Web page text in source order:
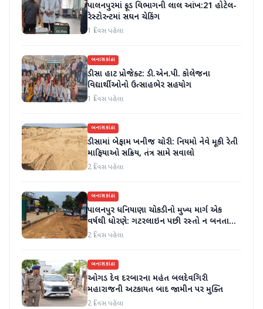
પાલનપુરમાં ફૂડ વિભાગની લાલ આંખ:21 હોટેલ-
રેસ્ટોરન્ટમાં સઘન ચેકિંગ
1 દિવસ પહેલા
બનાસકાંઠા
ડીસા હાટ પ્રોજેક્ટ: ડી.એન.પી. કોલેજના
વિદ્યાર્થીઓનો ઉત્સાહભેર સહયોગ
1 દિવસ પહેલા
બનાસકાંઠા
ડીસામાં બેફામ ખનીજ ચોરી: નિયમો નેવે મૂકી રેતી
માફિયાઓ સક્રિય, તંત્ર સામે સવાલો
2 દિવસ પહેલા
બનાસકાંઠા
પાલનપુર ધનિયાણા ચોકડીનો મુખ્ય માર્ગ એક
વર્ષથી ધોરણે: ગટરલાઇન પછી રસ્તો ન બનતા
હાલાકી
2 દિવસ પહેલા
બનાસકાંઠા
ઓગડ દેવ દરબારના મહંત બલદેવગિરી
મહારાજની અટકાયત બાદ જામીન પર મુક્તિ
2 દિવસ પહેલા